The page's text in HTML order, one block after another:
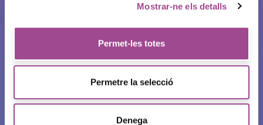
Mostrar-ne els detalls
Permet-les totes
Permetre la selecció
Denega
Diferències entre
Zausen i WordPress